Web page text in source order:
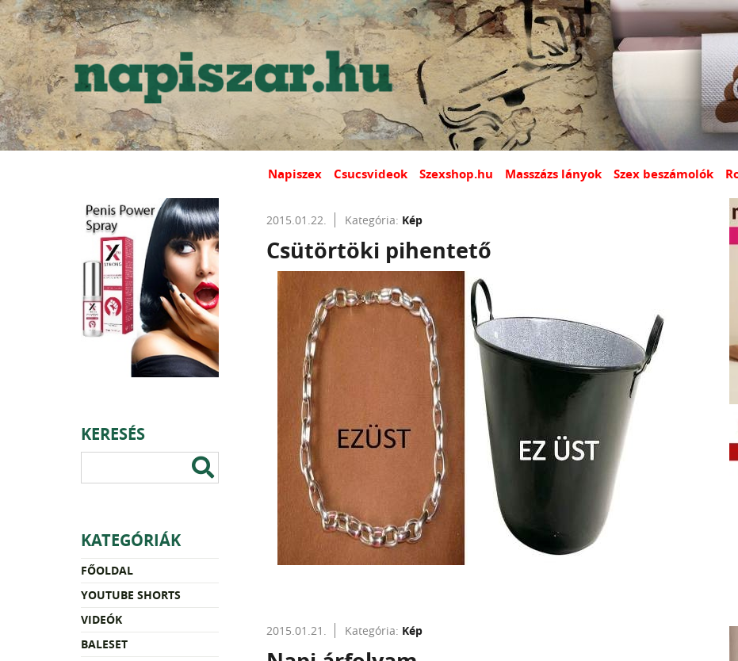
Napiszex Csucsvideok Szexshop.hu Masszázs lányok Szex beszámolók
KERESÉS
KATEGÓRIÁK
FŐOLDAL
YOUTUBE SHORTS
VIDEÓK
BALESET
2015.01.22. Kategória: Kép
Csütörtöki pihentető
2015.01.21. Kategória: Kép